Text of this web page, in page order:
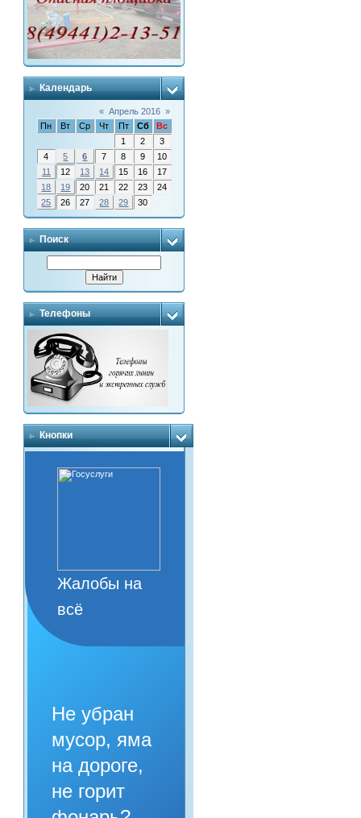
Календарь
« Апрель 2016 »
Пн
Вт Ср Чт Пт Сб
Вс
1
2
3
4
5 6 7 8 9
10
11
12 13 14 15 16
17
18
19 20 21 22 23
24
25
26 27 28 29 30
Поиск
Телефоны
Кнопки
Жалобы на
всё
Не убран
мусор, яма
на дороге,
не горит